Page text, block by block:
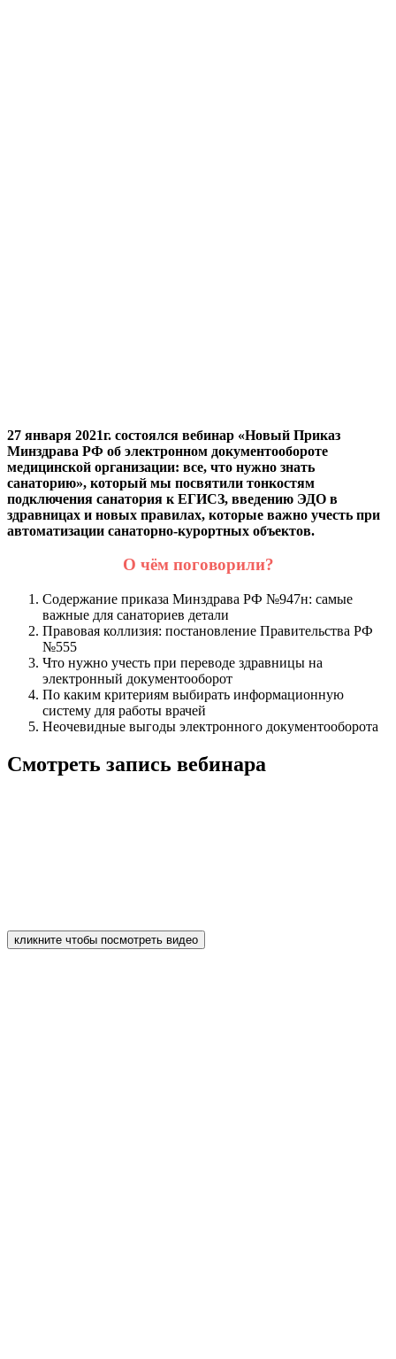
27 января 2021г. состоялся вебинар «Новый Приказ
Минздрава РФ об электронном документообороте
медицинской организации: все, что нужно знать
санаторию», который мы посвятили тонкостям
подключения санатория к ЕГИСЗ, введению ЭДО в
здравницах и новых правилах, которые важно учесть при
автоматизации санаторно-курортных объектов.
О чём поговорили?
Содержание приказа Минздрава РФ №947н: самые
важные для санаториев детали
Правовая коллизия: постановление Правительства РФ
№555
Что нужно учесть при переводе здравницы на
электронный документооборот
По каким критериям выбирать информационную
систему для работы врачей
Неочевидные выгоды электронного документооборота
Смотреть запись вебинара
кликните чтобы посмотреть видео